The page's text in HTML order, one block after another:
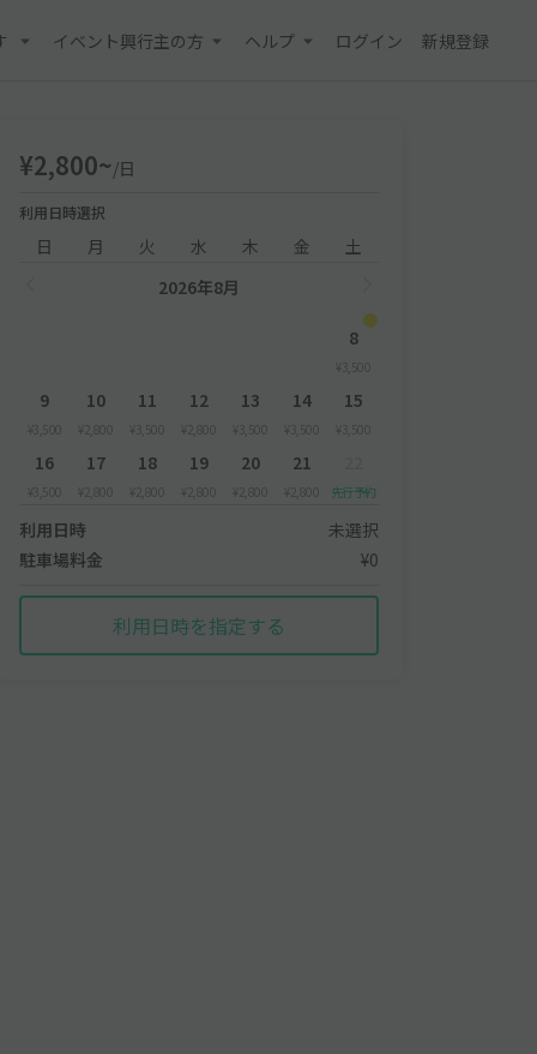
イベント興行主の方 ヘルプ ログイン 新規登録
¥2,800~/日
利用日時選択
日 月 火 水 木 金
土
2026年8月
8
¥3,500
9
¥3,500
10
¥2,800
11
¥3,500
12
¥2,800
13
¥3,500
14
¥3,500
15
¥3,500
16
¥3,500
17
¥2,800
18
¥2,800
19
¥2,800
20
¥2,800
21
¥2,800 先行予約
利用日時
未選択
駐車場料金
¥0
利用日時を指定する